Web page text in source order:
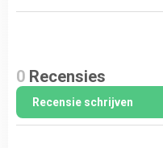
0 Recensies
Recensie schrijven